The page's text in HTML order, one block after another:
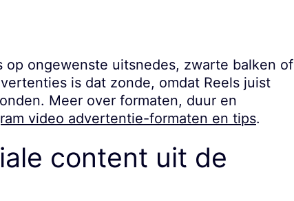
op ongewenste uitsnedes, zwarte balken of
is dat zonde, omdat Reels juist
Meer over formaten, duur en
video advertentie-formaten en tips.
content uit de